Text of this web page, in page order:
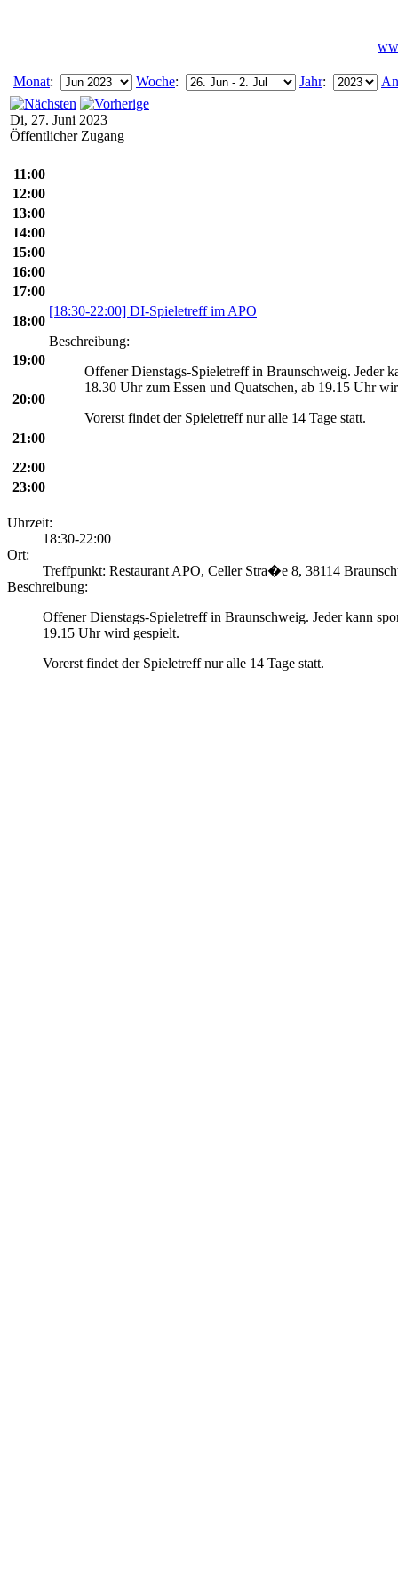
Monat: Woche: Jahr:
Di, 27. Juni 2023
Öffentlicher Zugang
11:00
12:00
13:00
14:00
15:00
16:00
17:00
18:00
[18:30-22:00] DI-Spieletreff im APO
Beschreibung:
Offener Dienstags-Spieletreff in Braunschweig. Jeder
18.30 Uhr zum Essen und Quatschen, ab 19.15 Uhr
Vorerst findet der Spieletreff nur alle 14 Tage statt.
19:00
20:00
21:00
22:00
23:00
Uhrzeit:
18:30-22:00
Ort:
Treffpunkt: Restaurant APO, Celler Stra�e 8, 38114
Beschreibung:
Offener Dienstags-Spieletreff in Braunschweig. Jeder kann
19.15 Uhr wird gespielt.
Vorerst findet der Spieletreff nur alle 14 Tage statt.